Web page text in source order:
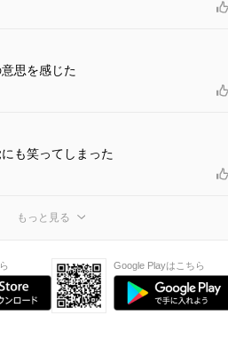
思を感じた
も笑ってしまった
もっと見る
Google Playはこちら